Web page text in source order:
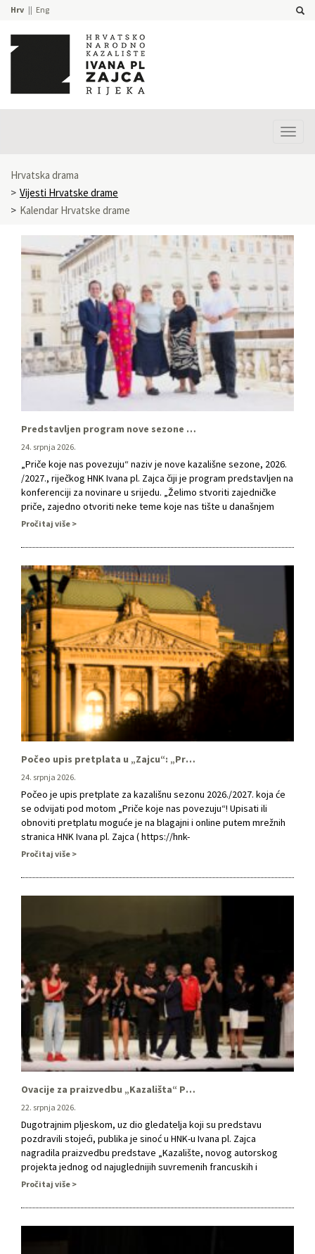
Hrv Eng
Hrvatska drama
Vijesti Hrvatske drame
Kalendar Hrvatske drame
Predstavljen program nove sezone riječkog HNK-a: Priče koje nas povezuju
24. srpnja 2026.
„Priče koje nas povezuju“ naziv je nove kazališne sezone, 2026.
/2027., riječkog HNK Ivana pl. Zajca čiji je program predstavljen na
konferenciji za novinare u srijedu. „Želimo stvoriti zajedničke
priče, zajedno otvoriti neke teme koje nas tište u današnjem
svijetu, u tragičnim i neizvjesnim vremenima, otvoriti ih tako da
Pročitaj više
Počeo upis pretplata u „Zajcu“: „Priče koje nas povezuju!“
24. srpnja 2026.
Počeo je upis pretplate za kazališnu sezonu 2026./2027. koja će
se odvijati pod motom „Priče koje nas povezuju“! Upisati ili
obnoviti pretplatu moguće je na blagajni i online putem mrežnih
stranica HNK Ivana pl. Zajca ( https://hnk-
zajc.mojekarte.hr/hr/paketi.html ) do 30. rujna. Dok će na
25. …
Pročitaj više
Ovacije za praizvedbu „Kazališta“ Pascala Ramberta na Riječkim ljetnim noćima
22. srpnja 2026.
Dugotrajnim pljeskom, uz dio gledatelja koji su predstavu
pozdravili stojeći, publika je sinoć u HNK-u Ivana pl. Zajca
nagradila praizvedbu predstave „Kazalište, novog autorskog
projekta jednog od najuglednijih suvremenih francuskih i
europskih dramatičara i redatelja Pascala Ramberta. Premijerna
snažna reakcija gledališta popratila je jedan od …
Pročitaj više